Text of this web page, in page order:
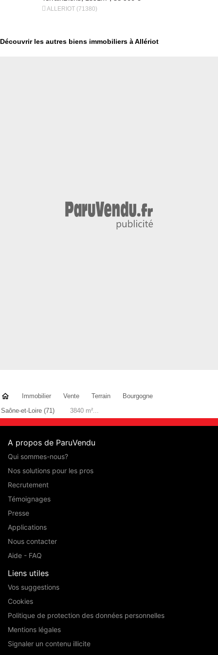
 ALLERIOT (71380)
Découvrir les autres biens immobiliers à Allériot
Immobilier Vente Terrain
Bourgogne
Saône-et-Loire (71)
3840 m²...
A propos de ParuVendu
Qui sommes-nous?
Nos solutions pour les pros
Recrutement
Témoignages
Presse
Applications
Nous contacter
Aide - FAQ
Liens utiles
Vos suggestions
Cookies
Politique de protection des données personnelles
Mentions légales
Signaler un contenu illicite